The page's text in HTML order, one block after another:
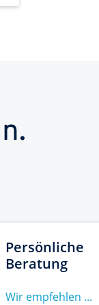
Persönliche
Beratung
Wir empfehlen ...